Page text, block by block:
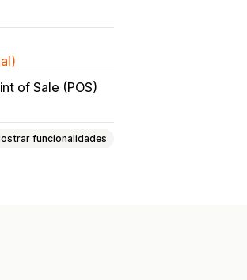
of Sale (POS)
funcionalidades